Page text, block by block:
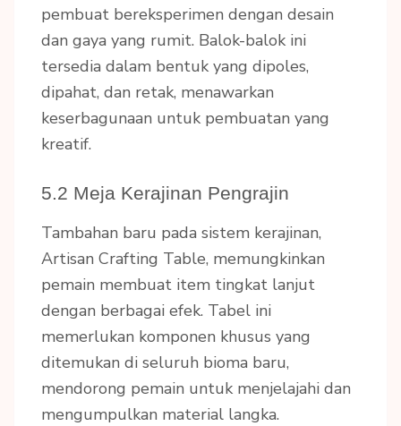
pembuat bereksperimen dengan desain
dan gaya yang rumit. Balok-balok ini
tersedia dalam bentuk yang dipoles,
dipahat, dan retak, menawarkan
keserbagunaan untuk pembuatan yang
kreatif.
5.2 Meja Kerajinan Pengrajin
Tambahan baru pada sistem kerajinan,
Artisan Crafting Table, memungkinkan
pemain membuat item tingkat lanjut
dengan berbagai efek. Tabel ini
memerlukan komponen khusus yang
ditemukan di seluruh bioma baru,
mendorong pemain untuk menjelajahi dan
mengumpulkan material langka.